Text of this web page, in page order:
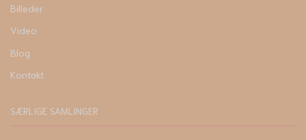
Billeder
Video
Blog
Kontakt
SÆRLIGE SAMLINGER